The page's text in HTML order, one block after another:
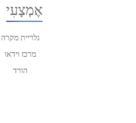
אֶמְצָעִי
גלריית מקרה
מרכז וידאו
הורד